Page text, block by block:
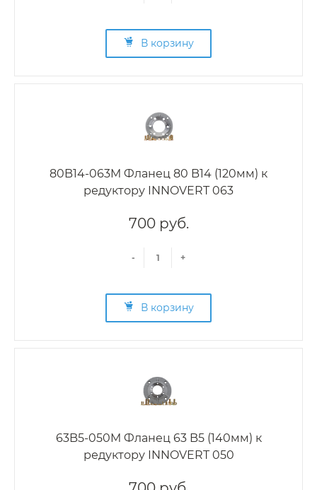
В корзину
80B14-063M Фланец 80 B14 (120мм) к
редуктору INNOVERT 063
700 руб.
- +
В корзину
63B5-050M Фланец 63 B5 (140мм) к
редуктору INNOVERT 050